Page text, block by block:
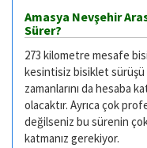
Amasya Nevşehir
Sürer?
273 kilometre mesafe
kesintisiz bisiklet sürüşü
zamanlarını da hesaba
olacaktır. Ayrıca çok
değilseniz bu sürenin
katmanız gerekiyor.